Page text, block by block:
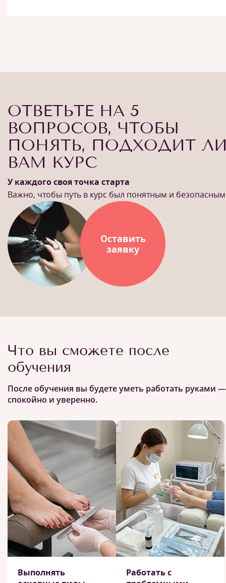
ОТВЕТЬТЕ НА 5
ВОПРОСОВ, ЧТОБЫ
ПОНЯТЬ, ПОДХОДИТ
ВАМ КУРС
У каждого своя точка старта
Важно, чтобы путь в курс был понятным и безопасным
Оставить
заявку
Что вы сможете после
обучения
После обучения вы будете уметь работать руками —
спокойно и уверенно.
Выполнять
Работать с